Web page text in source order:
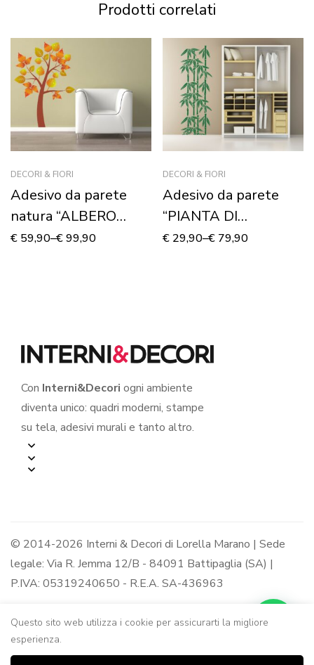
Prodotti correlati
DECORI & FIORI
Adesivo da parete
natura “ALBERO
D’AUTUNNO”
€ 59,90–€99,90
DECORI & FIORI
Adesivo da parete
“PIANTA DI
BAMBOO”
€ 29,90–€ 79,90
Con Interni&Decori ogni ambiente
diventa unico: quadri moderni, stampe
su tela, adesivi murali e tanto altro.
© 2014-2026 Interni & Decori di Lorella Marano | Sede
legale: Via R. Jemma 12/B - 84091 Battipaglia (SA) |
P.IVA: 05319240650 - R.E.A. SA-436963
Questo sito web utilizza i cookie per assicurarti la migliore
esperienza.